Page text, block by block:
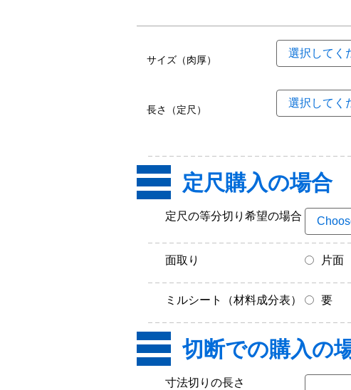
サイズ（肉厚）
長さ（定尺）
定尺購入の場合
定尺の等分切り希望の場合
面取り 片面
ミルシート（材料成分表） 要
寸法切りの長さ